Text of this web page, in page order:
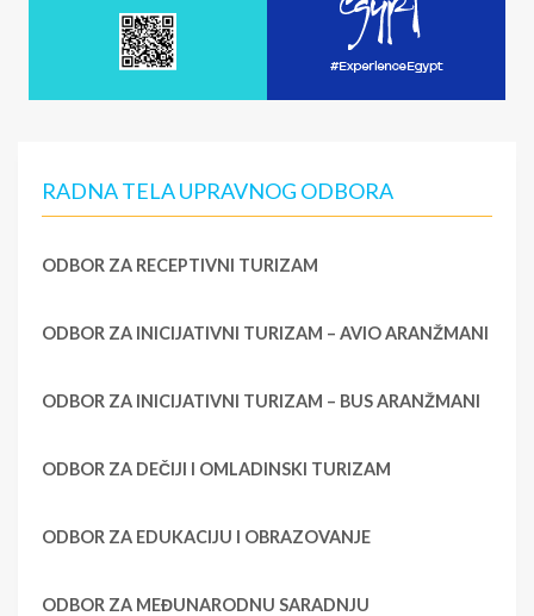
RADNA TELA UPRAVNOG ODBORA
ODBOR ZA RECEPTIVNI TURIZAM
ODBOR ZA INICIJATIVNI TURIZAM – AVIO ARANŽMANI
ODBOR ZA INICIJATIVNI TURIZAM – BUS ARANŽMANI
ODBOR ZA DEČIJI I OMLADINSKI TURIZAM
ODBOR ZA EDUKACIJU I OBRAZOVANJE
ODBOR ZA MEĐUNARODNU SARADNJU